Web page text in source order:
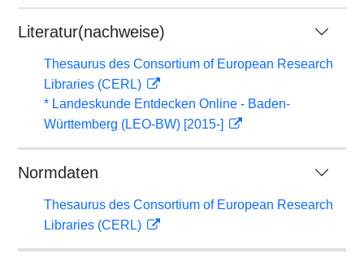
Literatur(nachweise)
Thesaurus des Consortium of European Research
Libraries (CERL)
* Landeskunde Entdecken Online - Baden-
Württemberg (LEO-BW) [2015-]
Normdaten
Thesaurus des Consortium of European Research
Libraries (CERL)